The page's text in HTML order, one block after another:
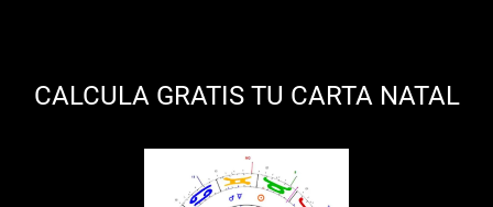
CALCULA GRATIS TU CARTA NATAL